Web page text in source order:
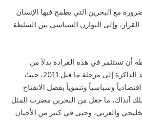
مع البحرين التي يطمح فيها الإنسان
وإلى التوازن السياسي بين السلطة
أن تستثمر في هذه الفرادة بدلاً من
مواجهتها، ويكفي أن نعيد الذاكرة إلى مرحلة ما قبل 2011، حيث
وسياسياً وتنموياً بفضل الانفتاح
آنذاك، ما جعل من البحرين مضرب المثل
والعربي، وحتى في كثير من الأحيان